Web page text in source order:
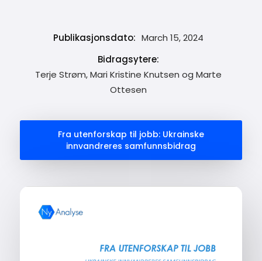
Publikasjonsdato: March 15, 2024
Bidragsytere:
Terje Strøm, Mari Kristine Knutsen og Marte
Ottesen
Fra utenforskap til jobb: Ukrainske
innvandreres samfunnsbidrag